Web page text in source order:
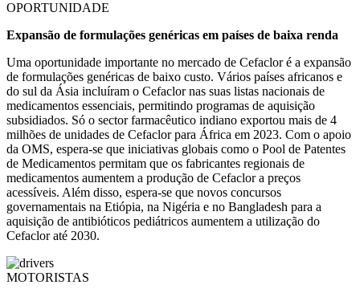
OPORTUNIDADE
Expansão de formulações genéricas em países de baixa renda
Uma oportunidade importante no mercado de Cefaclor é a expansão
de formulações genéricas de baixo custo. Vários países africanos e
do sul da Ásia incluíram o Cefaclor nas suas listas nacionais de
medicamentos essenciais, permitindo programas de aquisição
subsidiados. Só o sector farmacêutico indiano exportou mais de 4
milhões de unidades de Cefaclor para África em 2023. Com o apoio
da OMS, espera-se que iniciativas globais como o Pool de Patentes
de Medicamentos permitam que os fabricantes regionais de
medicamentos aumentem a produção de Cefaclor a preços
acessíveis. Além disso, espera-se que novos concursos
governamentais na Etiópia, na Nigéria e no Bangladesh para a
aquisição de antibióticos pediátricos aumentem a utilização do
Cefaclor até 2030.
MOTORISTAS